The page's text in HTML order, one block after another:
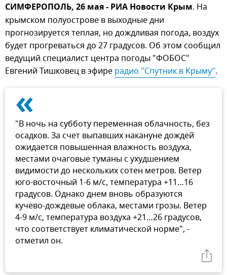
СИМФЕРОПОЛЬ, 26 мая - РИА Новости Крым. На
крымском полуострове в выходные дни
прогнозируется теплая, но дождливая погода, воздух
будет прогреваться до 27 градусов. Об этом сообщил
ведущий специалист центра погоды "ФОБОС"
Евгений Тишковец в эфире радио "Спутник в Крыму".
«
"В ночь на субботу переменная облачность, без
осадков. За счет выпавших накануне дождей
ожидается повышенная влажность воздуха,
местами очаговые туманы с ухудшением
видимости до нескольких сотен метров. Ветер
юго-восточный 1-6 м/с, температура +11…16
градусов. Однако днем вновь образуются
кучево-дождевые облака, местами грозы. Ветер
4-9 м/с, температура воздуха +21…26 градусов,
что соответствует климатической норме", -
отметил он.